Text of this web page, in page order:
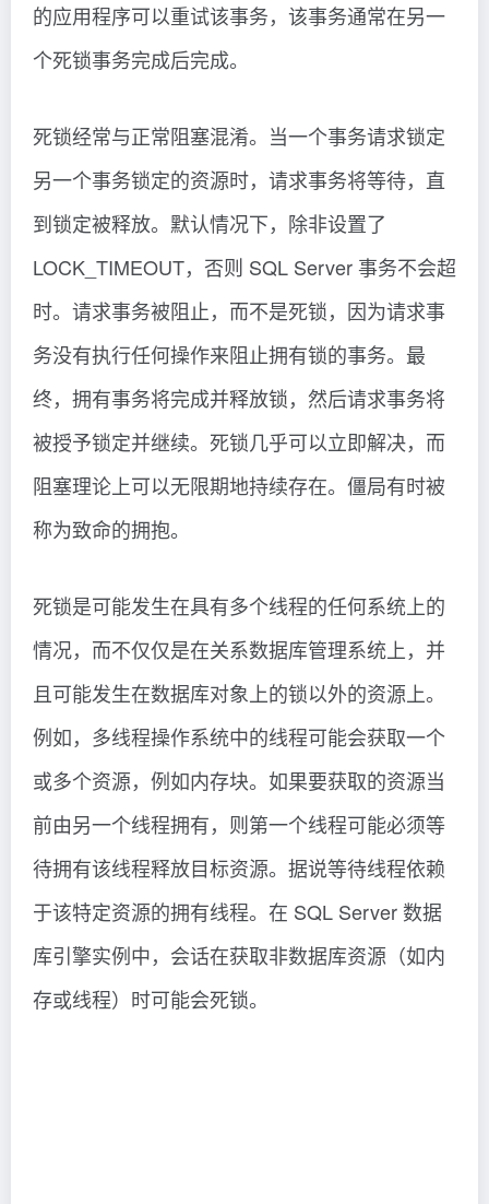
的应用程序可以重试该事务，该事务通常在另一
个死锁事务完成后完成。
死锁经常与正常阻塞混淆。当一个事务请求锁定
另一个事务锁定的资源时，请求事务将等待，直
到锁定被释放。默认情况下，除非设置了
LOCK_TIMEOUT，否则 SQL Server 事务不会超
时。请求事务被阻止，而不是死锁，因为请求事
务没有执行任何操作来阻止拥有锁的事务。最
终，拥有事务将完成并释放锁，然后请求事务将
被授予锁定并继续。死锁几乎可以立即解决，而
阻塞理论上可以无限期地持续存在。僵局有时被
称为致命的拥抱。
死锁是可能发生在具有多个线程的任何系统上的
情况，而不仅仅是在关系数据库管理系统上，并
且可能发生在数据库对象上的锁以外的资源上。
例如，多线程操作系统中的线程可能会获取一个
或多个资源，例如内存块。如果要获取的资源当
前由另一个线程拥有，则第一个线程可能必须等
待拥有该线程释放目标资源。据说等待线程依赖
于该特定资源的拥有线程。在 SQL Server 数据
库引擎实例中，会话在获取非数据库资源（如内
存或线程）时可能会死锁。